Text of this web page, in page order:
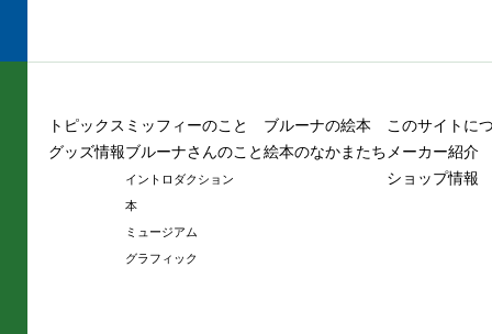
トピックス
グッズ情報
ミッフィーのこと
ブルーナさんのこと
イントロダクション
本
ミュージアム
グラフィック
ブルーナの絵本
絵本のなかまたち
このサイトに
メーカー紹介
ショップ情報